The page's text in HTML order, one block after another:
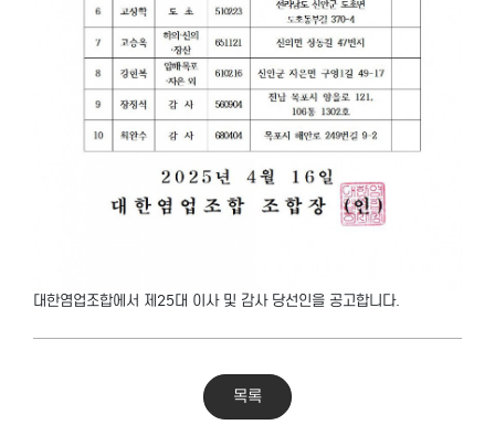
대한염업조합에서 제25대 이사 및 감사 당선인을 공고합니다.
목록